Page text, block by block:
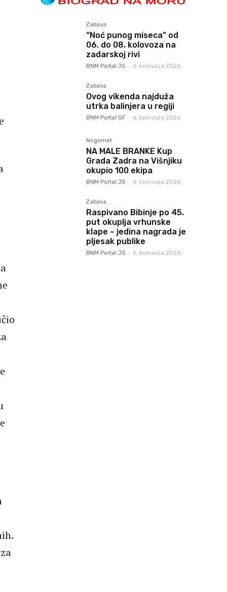
Zabava
“Noć punog miseca” od
06. do 08. kolovoza na
zadarskoj rivi
BNM Portal JS - 6. kolovoza 2026.
Zabava
Ovog vikenda najduža
utrka balinjera u regiji
BNM Portal GF - 6. kolovoza 2026.
Nogomet
NA MALE BRANKE Kup
Grada Zadra na Višnjiku
okupio 100 ekipa
BNM Portal JS - 6. kolovoza 2026.
Zabava
Raspivano Bibinje po 45.
put okuplja vrhunske
klape – jedina nagrada je
pljesak publike
BNM Portal JS - 6. kolovoza 2026.